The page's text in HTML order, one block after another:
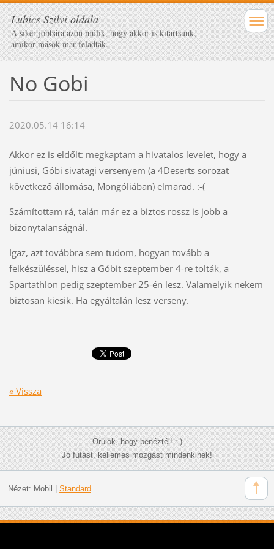
Lubics Szilvi oldala
A siker jobbára azon múlik, hogy akkor is kitartsunk,
amikor mások már feladták.
No Gobi
2020.05.14 16:14
Akkor ez is eldőlt: megkaptam a hivatalos levelet, hogy a
júniusi, Góbi sivatagi versenyem (a 4Deserts sorozat
következő állomása, Mongóliában) elmarad. :-(
Számítottam rá, talán már ez a biztos rossz is jobb a
bizonytalanságnál.
Igaz, azt továbbra sem tudom, hogyan tovább a
felkészüléssel, hisz a Góbit szeptember 4-re tolták, a
Spartathlon pedig szeptember 25-én lesz. Valamelyik nekem
biztosan kiesik. Ha egyáltalán lesz verseny.
« Vissza
Örülök, hogy benéztél! :-)
Jó futást, kellemes mozgást mindenkinek!
Nézet: Mobil Standard